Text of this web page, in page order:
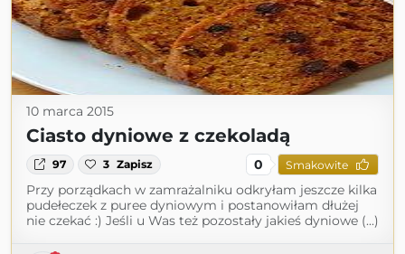
10 marca 2015
Ciasto dyniowe z czekoladą
97 3 Zapisz 0 Smakowite
Przy porządkach w zamrażalniku odkryłam jeszcze kilka
pudełeczek z puree dyniowym i postanowiłam dłużej
nie czekać :) Jeśli u Was też pozostały jakieś dyniowe (...)